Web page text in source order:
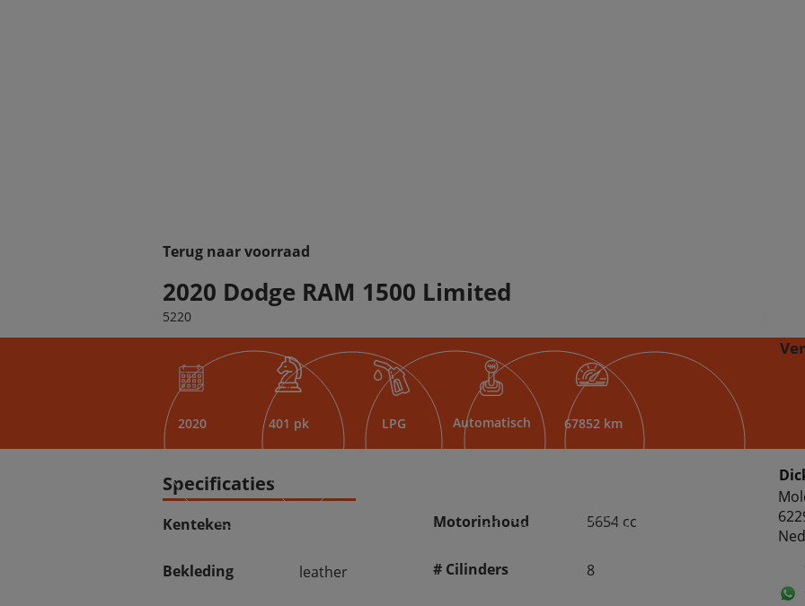
Terug naar voorraad
2020 Dodge RAM 1500 Limited
Specificaties
Kenteken
Bekleding leather
Motorinhoud
# Cilinders
5654 cc
8
2020 401 pk LPG Automatisch 67852 km
5220